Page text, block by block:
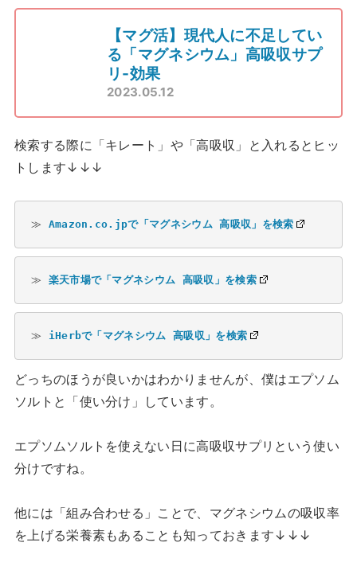
【マグ活】現代人に不足してい
る「マグネシウム」高吸収サプ
リ-効果
2023.05.12
検索する際に「キレート」や「高吸収」と入れるとヒッ
トします↓↓↓
≫ Amazon.co.jpで「マグネシウム 高吸収」を検索
≫ 楽天市場で「マグネシウム 高吸収」を検索
≫ iHerbで「マグネシウム 高吸収」を検索
どっちのほうが良いかはわかりませんが、僕はエプソム
ソルトと「使い分け」しています。
エプソムソルトを使えない日に高吸収サプリという使い
分けですね。
他には「組み合わせる」ことで、マグネシウムの吸収率
を上げる栄養素もあることも知っておきます↓↓↓